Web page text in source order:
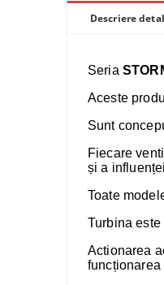
Descriere
Seria
Aceste
Sunt
Fiecare
și a
Toate
Turbina
Actionarea